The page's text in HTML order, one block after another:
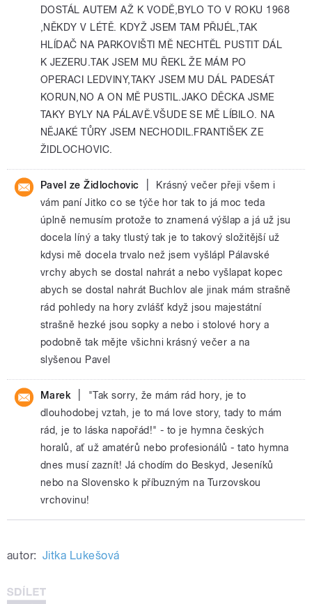
DOSTÁL AUTEM AŽ K VODĚ,BYLO TO V ROKU 1968
,NĚKDY V LÉTĚ. KDYŽ JSEM TAM PŘIJÉL,TAK
HLÍDAČ NA PARKOVIŠTI MĚ NECHTĚL PUSTIT DÁL
K JEZERU.TAK JSEM MU ŘEKL ŽE MÁM PO
OPERACI LEDVINY,TAKY JSEM MU DÁL PADESÁT
KORUN,NO A ON MĚ PUSTIL.JAKO DĚCKA JSME
TAKY BYLY NA PÁLAVĚ.VŠUDE SE MĚ LÍBILO. NA
NĚJAKÉ TŮRY JSEM NECHODIL.FRANTIŠEK ZE
ŽIDLOCHOVIC.
Pavel ze Židlochovic
Krásný večer přeji všem i
vám paní Jitko co se týče hor tak to já moc teda
úplně nemusím protože to znamená výšlap a já už jsu
docela líný a taky tlustý tak je to takový složitější už
kdysi mě docela trvalo než jsem vyšlápl Pálavské
vrchy abych se dostal nahrát a nebo vyšlapat kopec
abych se dostal nahrát Buchlov ale jinak mám strašně
rád pohledy na hory zvlášť když jsou majestátní
strašně hezké jsou sopky a nebo i stolové hory a
podobně tak mějte všichni krásný večer a na
slyšenou Pavel
Marek
"Tak sorry, že mám rád hory, je to
dlouhodobej vztah, je to má love story, tady to mám
rád, je to láska napořád!" - to je hymna českých
horalů, ať už amatérů nebo profesionálů - tato hymna
dnes musí zaznít! Já chodím do Beskyd, Jeseníků
nebo na Slovensko k příbuzným na Turzovskou
vrchovinu!
autor: Jitka Lukešová